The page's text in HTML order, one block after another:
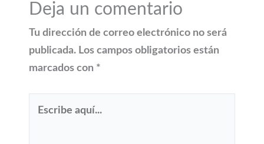
Deja un comentario
Tu dirección de correo electrónico no será
publicada. Los campos obligatorios están
marcados con *